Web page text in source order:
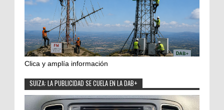
Clica y amplía información
SUIZA: LA PUBLICIDAD SE CUELA EN LA DAB+